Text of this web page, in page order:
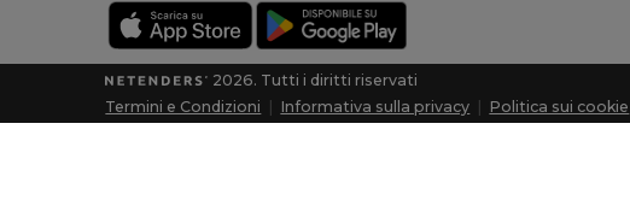
2026. Tutti i diritti riservati
Termini e Condizioni
Informativa sulla privacy Politica sui cookie